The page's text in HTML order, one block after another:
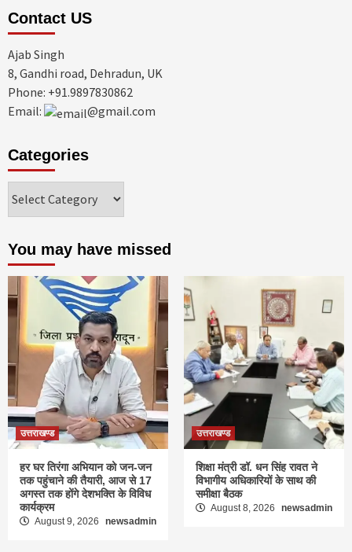
Contact US
Ajab Singh
8, Gandhi road, Dehradun, UK
Phone: +91.9897830862
Email:
@gmail.com
Categories
You may have missed
उत्तराखण्ड
हर घर तिरंगा अभियान को जन-जन
तक पहुंचाने की तैयारी, आज से 17
अगस्त तक होंगे देशभक्ति के विविध
कार्यक्रम
August 9, 2026 newsadmin
उत्तराखण्ड
शिक्षा मंत्री डॉ. धन सिंह रावत ने
विभागीय अधिकारियों के साथ की
समीक्षा बैठक
August 8, 2026 newsadmin